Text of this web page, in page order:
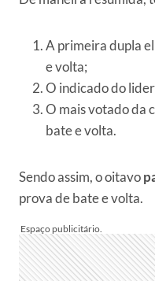
A primeira dupla
e volta;
O indicado do
O mais votado da
bate e volta.
Sendo assim, o oitavo
prova de bate e volta.